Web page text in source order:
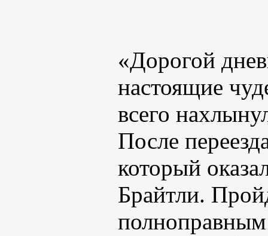
«Дорогой
настоящие
всего
После
который
Брайтли.